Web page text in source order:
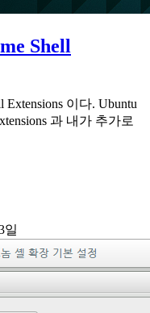
Shell
이다. Ubuntu
과 내가 추가로
일